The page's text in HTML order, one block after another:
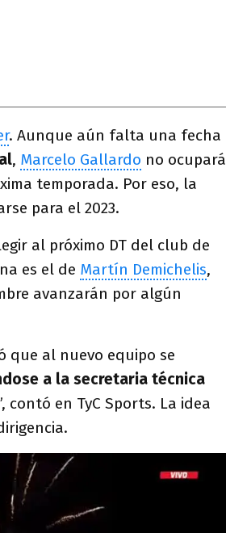
. Aunque aún falta una fecha
, Marcelo Gallardo no ocupará
temporada. Por eso, la
para el 2023.
al próximo DT del club de
es el de Martín Demichelis,
avanzarán por algún
que al nuevo equipo se
a la secretaria técnica
contó en TyC Sports. La idea